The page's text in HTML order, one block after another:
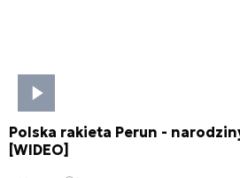
Polska rakieta Perun -
[WIDEO]